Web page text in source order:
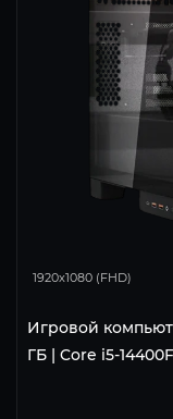
1920x1080 (FHD)
Игровой
ГБ | Core i5-